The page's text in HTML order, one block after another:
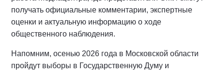
получать официальные комментарии, экспертные
оценки и актуальную информацию о ходе
общественного наблюдения.
Напомним, осенью 2026 года в Московской области
пройдут выборы в Государственную Думу и